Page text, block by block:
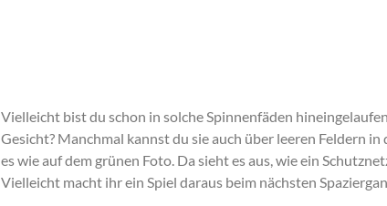
Vielleicht bist du schon in solche Spinnenfäden
Gesicht? Manchmal kannst du sie auch über leeren Feldern
es wie auf dem grünen Foto. Da sieht es aus, wie ein
Vielleicht macht ihr ein Spiel daraus beim nächsten